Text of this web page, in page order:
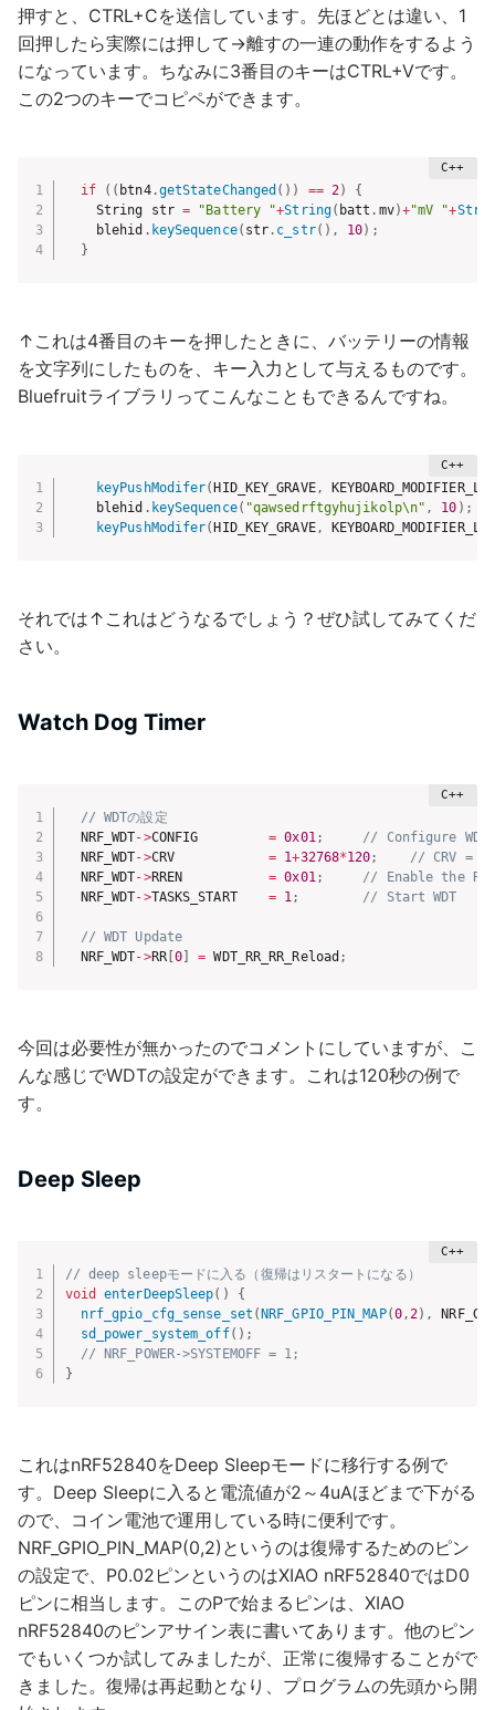
押すと、CTRL+Cを送信しています。先ほどとは違い、1
回押したら実際には押して→離すの一連の動作をするよう
になっています。ちなみに3番目のキーはCTRL+Vです。
この2つのキーでコピペができます。
if ( ( btn4.getStateChanged ( ) ) == 2)
{
    String str
= "Battery "+String( batt . mv)+"mV "+
    blehid
. keySequence( str . c_str( ) , 10) ;
}
↑これは4番目のキーを押したときに、バッテリーの情報
を文字列にしたものを、キー入力として与えるものです。
Bluefruitライブラリってこんなこともできるんですね。
keyPushModifer(HID_KEY_GRAVE,
    blehid
. keySequence( "qawsedrftgyhujikolp\n" , 10 ) ;
keyPushModifer(HID_KEY_GRAVE,
それでは↑これはどうなるでしょう？ぜひ試してみてくだ
さい。
Watch Dog Timer
// WDTの設定
  NRF_WDT
->CONFIG = 0x01 ;
// Configure
  NRF_WDT
->CRV = 1+32768*120 ;
// CRV =
  NRF_WDT
->RREN = 0x01 ;
// Enable the
  NRF_WDT
->TASKS_START = 1 ; // Start
// WDT Update
  NRF_WDT
->RR[0] = WDT_RR_RR_Reload ;
今回は必要性が無かったのでコメントにしていますが、こ
んな感じでWDTの設定ができます。これは120秒の例で
す。
Deep Sleep
// deep sleepモードに入る（復帰はリスタートになる）
void
enterDeepSleep( )
{
nrf_gpio_cfg_sense_set (NRF_GPIO_PIN_MAP(0, 2) ,
sd_power_system_off( ) ;
// NRF_POWER->SYSTEMOFF = 1;
}
これはnRF52840をDeep Sleepモードに移行する例で
す。Deep Sleepに入ると電流値が2～4uAほどまで下がる
ので、コイン電池で運用している時に便利です。
NRF_GPIO_PIN_MAP(0,2)というのは復帰するためのピン
の設定で、P0.02ピンというのはXIAO nRF52840ではD0
ピンに相当します。このPで始まるピンは、XIAO
nRF52840のピンアサイン表に書いてあります。他のピン
でもいくつか試してみましたが、正常に復帰することがで
きました。復帰は再起動となり、プログラムの先頭から開